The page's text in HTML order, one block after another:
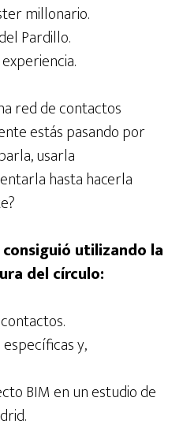
millonario.
Pardillo.
red de contactos
estás pasando por
usarla
hasta hacerla
utilizando la
del círculo:
y,
BIM en un estudio de